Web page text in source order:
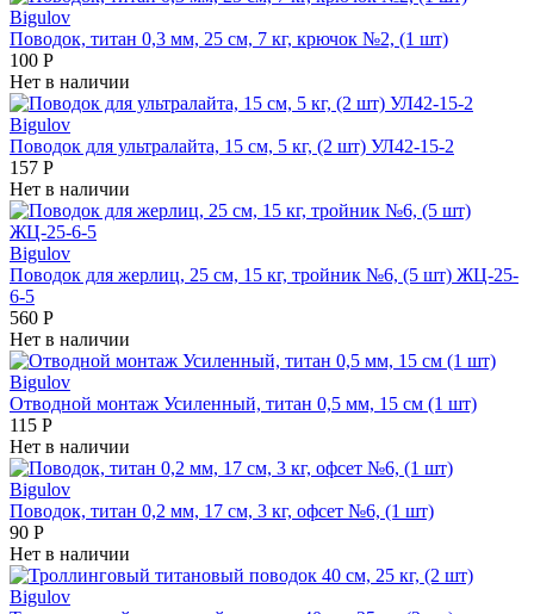
Bigulov
Поводок, титан 0,3 мм, 25 см, 7 кг, крючок №2, (1 шт)
100 Р
Нет в наличии
Bigulov
Поводок для ультралайта, 15 см, 5 кг, (2 шт) УЛ42-15-2
157 Р
Нет в наличии
Bigulov
Поводок для жерлиц, 25 см, 15 кг, тройник №6, (5 шт) ЖЦ-25-
6-5
560 Р
Нет в наличии
Bigulov
Отводной монтаж Усиленный, титан 0,5 мм, 15 см (1 шт)
115 Р
Нет в наличии
Bigulov
Поводок, титан 0,2 мм, 17 см, 3 кг, офсет №6, (1 шт)
90 Р
Нет в наличии
Bigulov